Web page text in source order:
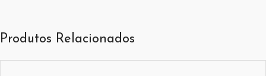
Produtos Relacionados